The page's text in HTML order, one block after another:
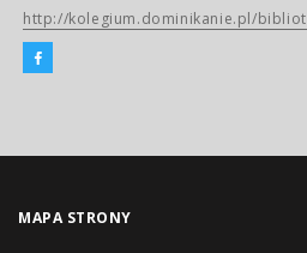
http://kolegium.dominikanie.pl/
MAPA STRONY